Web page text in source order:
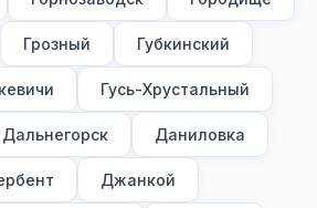
Грозный Губкинский
Гусь-Хрустальный
Дальнегорск Даниловка
Джанкой